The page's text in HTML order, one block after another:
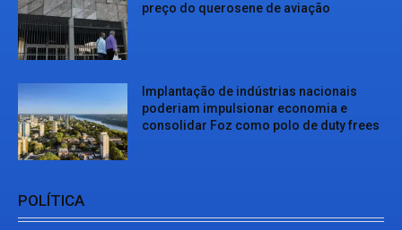
preço do querosene de aviação
Implantação de indústrias nacionais
poderiam impulsionar economia e
consolidar Foz como polo de duty frees
POLÍTICA